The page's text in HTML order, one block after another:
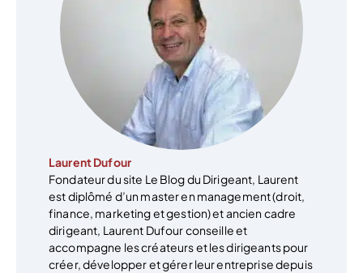
Laurent Dufour
Fondateur du site Le Blog du Dirigeant, Laurent
est diplômé d’un master en management (droit,
finance, marketing et gestion) et ancien cadre
dirigeant, Laurent Dufour conseille et
accompagne les créateurs et les dirigeants pour
créer, développer et gérer leur entreprise depuis